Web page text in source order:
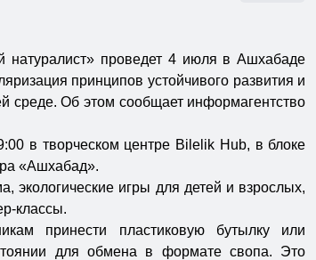
проведет 4 июля в Ашхабаде
принципов устойчивого развития и
среде. Об этом сообщает информагентство
в творческом центре Bilelik Hub, в блоке
«Ашхабад».
экологические игры для детей и взрослых,
классы.
принести пластиковую бутылку или
для обмена в формате свопа. Это